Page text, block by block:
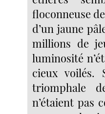
floconneuse
d’un jaune
millions de
luminosité
cieux voilés.
triomphale
n’étaient pas